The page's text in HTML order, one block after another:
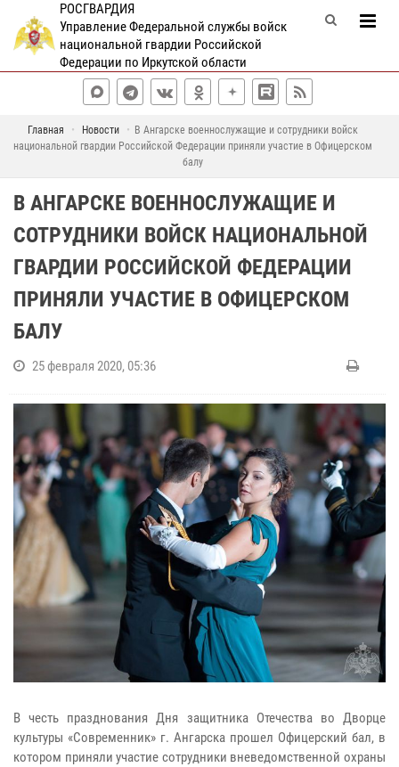
РОСГВАРДИЯ
Управление Федеральной службы войск
национальной гвардии Российской
Федерации по Иркутской области
Главная Новости
В Ангарске военнослужащие и сотрудники войск
национальной гвардии Российской Федерации приняли участие в Офицерском
балу
В АНГАРСКЕ ВОЕННОСЛУЖАЩИЕ И
СОТРУДНИКИ ВОЙСК НАЦИОНАЛЬНОЙ
ГВАРДИИ РОССИЙСКОЙ ФЕДЕРАЦИИ
ПРИНЯЛИ УЧАСТИЕ В ОФИЦЕРСКОМ
БАЛУ
25 февраля 2020, 05:36
В честь празднования Дня защитника Отечества во Дворце
культуры «Современник» г. Ангарска прошел Офицерский бал, в
котором приняли участие сотрудники вневедомственной охраны